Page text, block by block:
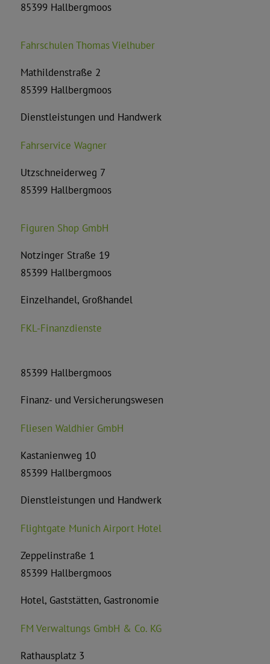
85399 Hallbergmoos
Fahrschulen Thomas Vielhuber
Mathildenstraße 2
85399 Hallbergmoos
Dienstleistungen und Handwerk
Fahrservice Wagner
Utzschneiderweg 7
85399 Hallbergmoos
Figuren Shop GmbH
Notzinger Straße 19
85399 Hallbergmoos
Einzelhandel, Großhandel
FKL-Finanzdienste
85399 Hallbergmoos
Finanz- und Versicherungswesen
Fliesen Waldhier GmbH
Kastanienweg 10
85399 Hallbergmoos
Dienstleistungen und Handwerk
Flightgate Munich Airport Hotel
Zeppelinstraße 1
85399 Hallbergmoos
Hotel, Gaststätten, Gastronomie
FM Verwaltungs GmbH & Co. KG
Rathausplatz 3